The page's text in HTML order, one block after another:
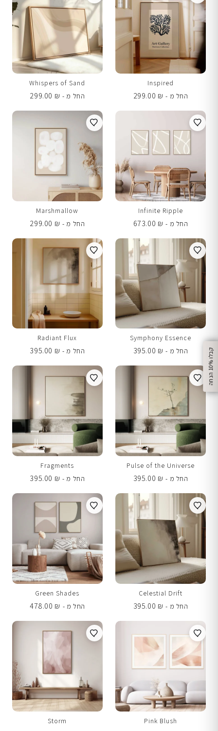
ק
ב
ל
ו
1
0
%
ה
נ
ח
ה
Inspired
החל מ -
299.00 ₪
Whispers of Sand
החל מ -
299.00 ₪
Infinite Ripple
החל מ -
673.00 ₪
Marshmallow
החל מ -
299.00 ₪
Symphony Essence
החל מ -
395.00 ₪
Radiant Flux
החל מ -
395.00 ₪
Pulse of the Universe
החל מ -
395.00 ₪
Fragments
החל מ -
395.00 ₪
Celestial Drift
החל מ -
395.00 ₪
Green Shades
החל מ -
478.00 ₪
Pink Blush
Storm